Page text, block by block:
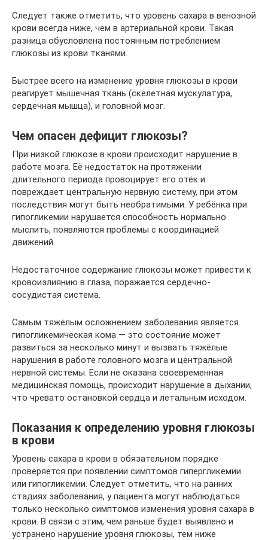
Следует также отметить, что уровень сахара в венозной
крови всегда ниже, чем в артериальной крови. Такая
разница обусловлена постоянным потреблением
глюкозы из крови тканями.
Быстрее всего на изменение уровня глюкозы в крови
реагирует мышечная ткань (скелетная мускулатура,
сердечная мышца), и головной мозг.
Чем опасен дефицит глюкозы?
При низкой глюкозе в крови происходит нарушение в
работе мозга. Её недостаток на протяжении
длительного периода провоцирует его отёк и
повреждает центральную нервную систему, при этом
последствия могут быть необратимыми. У ребёнка при
гипогликемии нарушается способность нормально
мыслить, появляются проблемы с координацией
движений.
Недостаточное содержание глюкозы может привести к
кровоизлиянию в глаза, поражается сердечно-
сосудистая система.
Самым тяжёлым осложнением заболевания является
гипогликемическая кома — это состояние может
развиться за несколько минут и вызвать тяжёлые
нарушения в работе головного мозга и центральной
нервной системы. Если не оказана своевременная
медицинская помощь, происходит нарушение в дыхании,
что чревато остановкой сердца и летальным исходом.
Показания к определению уровня глюкозы
в крови
Уровень сахара в крови в обязательном порядке
проверяется при появлении симптомов гипергликемии
или гипогликемии. Следует отметить, что на ранних
стадиях заболевания, у пациента могут наблюдаться
только несколько симптомов изменения уровня сахара в
крови. В связи с этим, чем раньше будет выявлено и
устранено нарушение уровня глюкозы, тем ниже